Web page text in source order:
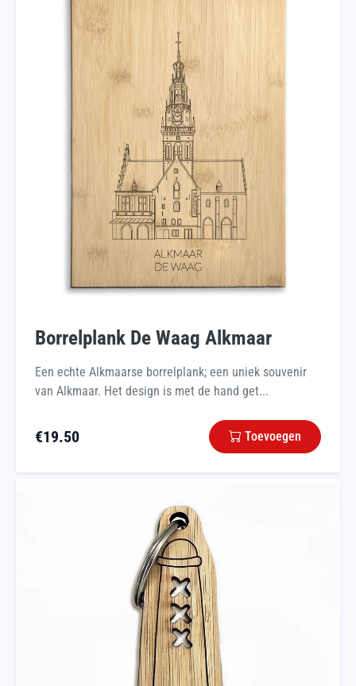
Borrelplank De Waag Alkmaar
Een echte Alkmaarse borrelplank; een uniek souvenir
van Alkmaar. Het design is met de hand get...
€19.50 Toevoegen